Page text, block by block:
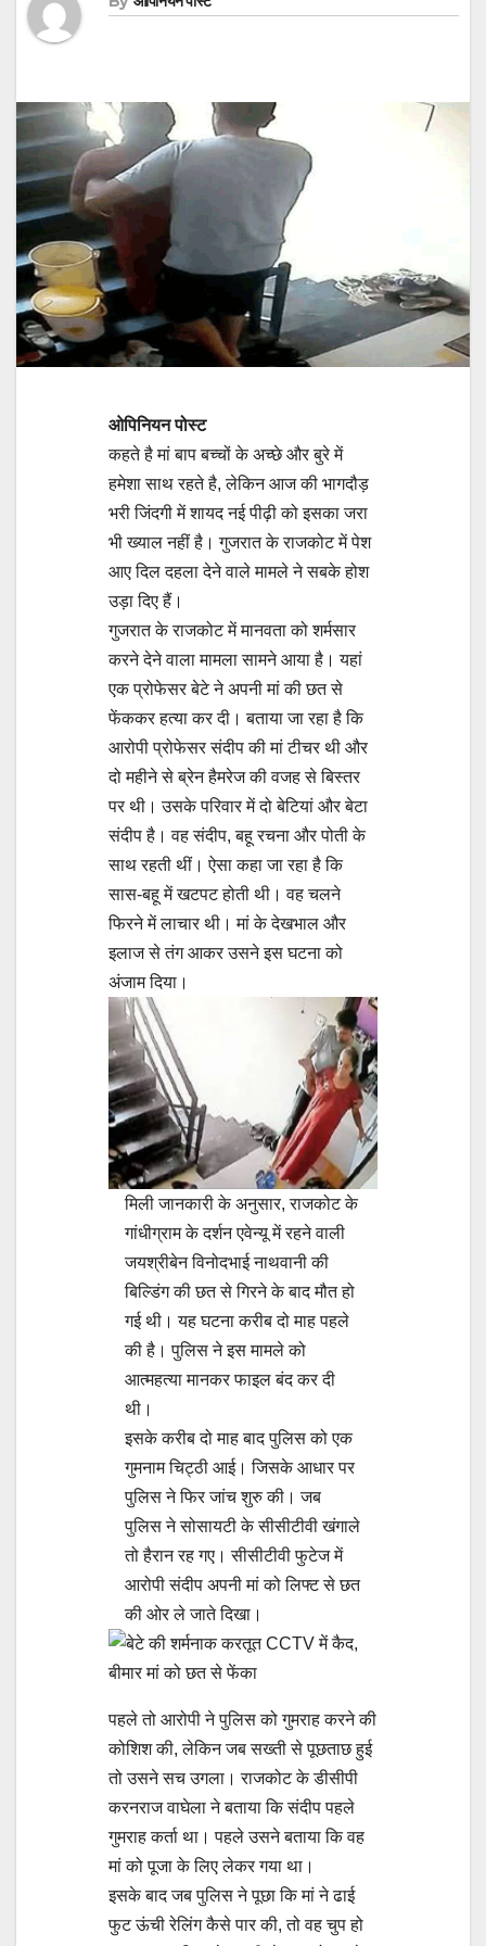
ओपिनियन पोस्‍ट
कहते है मां बाप बच्चों के अच्छे और बुरे में
हमेशा साथ रहते है, लेकिन आज की भागदौड़
भरी जिंदगी में शायद नई पीढ़ी को इसका जरा
भी ख्याल नहीं है। गुजरात के राजकोट में पेश
आए दिल दहला देने वाले मामले ने सबके होश
उड़ा दिए हैं।
गुजरात के राजकोट में मानवता को शर्मसार
करने देने वाला मामला सामने आया है। यहां
एक प्रोफेसर बेटे ने अपनी मां की छत से
फेंककर हत्या कर दी। बताया जा रहा है कि
आरोपी प्रोफेसर संदीप की मां टीचर थी और
दो महीने से ब्रेन हैमरेज की वजह से बिस्तर
पर थी। उसके परिवार में दो बेटियां और बेटा
संदीप है। वह संदीप, बहू रचना और पोती के
साथ रहती थीं। ऐसा कहा जा रहा है कि
सास-बहू में खटपट होती थी। वह चलने
फिरने में लाचार थी। मां के देखभाल और
इलाज से तंग आकर उसने इस घटना को
अंजाम दिया।
मिली जानकारी के अनुसार, राजकोट के
गांधीग्राम के दर्शन एवेन्यू में रहने वाली
जयश्रीबेन विनोदभाई नाथवानी की
बिल्डिंग की छत से गिरने के बाद मौत हो
गई थी। यह घटना करीब दो माह पहले
की है। पुलिस ने इस मामले को
आत्महत्या मानकर फाइल बंद कर दी
थी।
इसके करीब दो माह बाद पुलिस को एक
गुमनाम चिट्ठी आई। जिसके आधार पर
पुलिस ने फिर जांच शुरु की। जब
पुलिस ने सोसायटी के सीसीटीवी खंगाले
तो हैरान रह गए। सीसीटीवी फुटेज में
आरोपी संदीप अपनी मां को लिफ्ट से छत
की ओर ले जाते दिखा।
पहले तो आरोपी ने पुलिस को गुमराह करने की
कोशिश की, लेकिन जब सख्ती से पूछताछ हुई
तो उसने सच उगला। राजकोट के डीसीपी
करनराज वाघेला ने बताया कि संदीप पहले
गुमराह कर्ता था। पहले उसने बताया कि वह
मां को पूजा के लिए लेकर गया था।
इसके बाद जब पुलिस ने पूछा कि मां ने ढाई
फुट ऊंची रेलिंग कैसे पार की, तो वह चुप हो